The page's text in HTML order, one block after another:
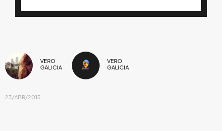
VERO
GALICIA
VERO
GALICIA
23/ABR/2015